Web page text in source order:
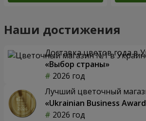
Наши достижения
Доставка цветов года в
«Выбор страны»
2026 год
Лучший цветочный
«Ukrainian Business
2026 год